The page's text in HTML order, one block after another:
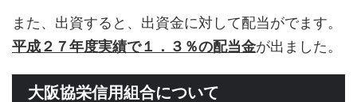
また、出資すると、出資金に対して配当がでます。
平成２７年度実績で１．３％の配当金が出ました。
大阪協栄信用組合について